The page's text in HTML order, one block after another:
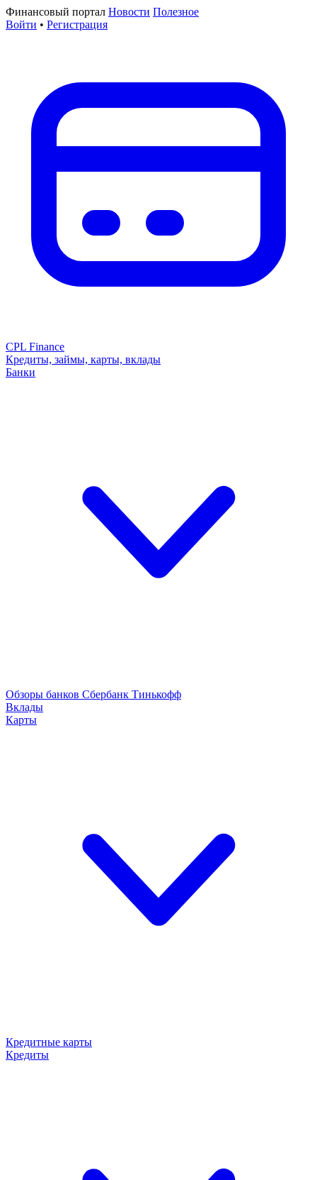
Финансовый портал Новости Полезное
Войти • Регистрация
CPL Finance
Кредиты, займы, карты, вклады
Банки
Обзоры банков Сбербанк Тинькофф
Вклады
Карты
Кредитные карты
Кредиты